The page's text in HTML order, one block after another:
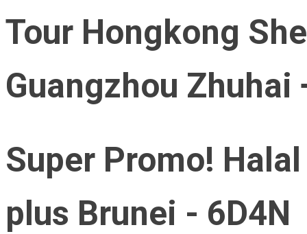
Tour Hongkong
Guangzhou Zhuhai
Super Promo!
plus Brunei - 6D4N